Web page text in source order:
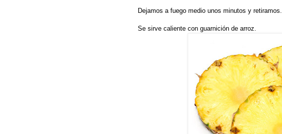
Dejamos a fuego medio unos minutos y retiramos.
Se sirve caliente con guarnición de arroz.